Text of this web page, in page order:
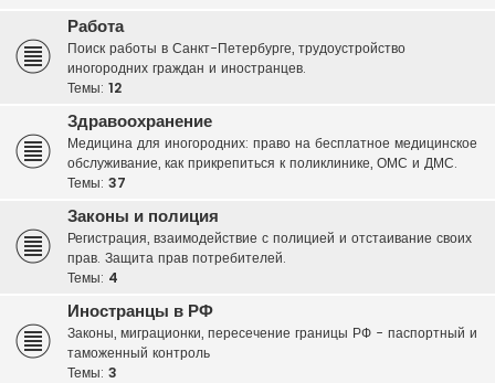
Работа
Поиск работы в Санкт-Петербурге, трудоустройство
иногородних граждан и иностранцев.
Темы: 12
Здравоохранение
Медицина для иногородних: право на бесплатное медицинское
обслуживание, как прикрепиться к поликлинике, ОМС и ДМС.
Темы: 37
Законы и полиция
Регистрация, взаимодействие с полицией и отстаивание своих
прав. Защита прав потребителей.
Темы: 4
Иностранцы в РФ
Законы, миграционки, пересечение границы РФ - паспортный и
таможенный контроль
Темы: 3